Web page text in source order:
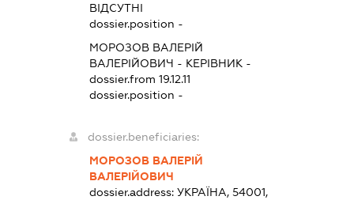
ВІДСУТНІ
dossier.position -
МОРОЗОВ ВАЛЕРІЙ
ВАЛЕРІЙОВИЧ - КЕРІВНИК-
dossier.from 19.12.11
dossier.position -
dossier.beneficiaries:
МОРОЗОВ ВАЛЕРІЙ
ВАЛЕРІЙОВИЧ
dossier.address: УКРАЇНА, 54001,